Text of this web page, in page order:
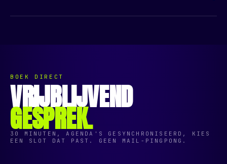
BOEK DIRECT
VRIJBLIJVEND
GESPREK.
30 MINUTEN, AGENDA'S GESYNCHRONISEERD, KIES
EEN SLOT DAT PAST. GEEN MAIL-PINGPONG.